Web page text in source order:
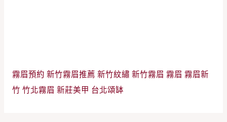
霧眉預約 新竹霧眉推薦 新竹紋繡 新竹霧眉 霧眉 霧眉新
竹 竹北霧眉 新莊美甲 台北頌缽